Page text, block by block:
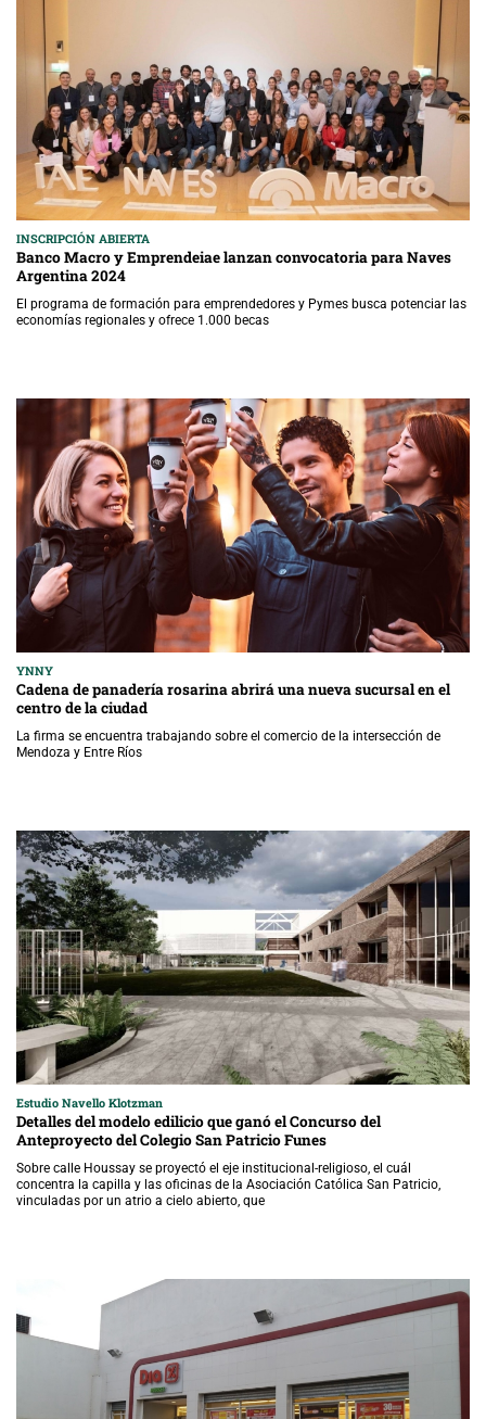
INSCRIPCIÓN ABIERTA
Banco Macro y Emprendeiae lanzan convocatoria para Naves
Argentina 2024
El programa de formación para emprendedores y Pymes busca potenciar las
economías regionales y ofrece 1.000 becas
YNNY
Cadena de panadería rosarina abrirá una nueva sucursal en el
centro de la ciudad
La firma se encuentra trabajando sobre el comercio de la intersección de
Mendoza y Entre Ríos
Estudio Navello Klotzman
Detalles del modelo edilicio que ganó el Concurso del
Anteproyecto del Colegio San Patricio Funes
Sobre calle Houssay se proyectó el eje institucional-religioso, el cuál
concentra la capilla y las oficinas de la Asociación Católica San Patricio,
vinculadas por un atrio a cielo abierto, que